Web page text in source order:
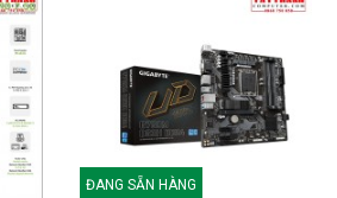
ĐANG SẴN HÀNG